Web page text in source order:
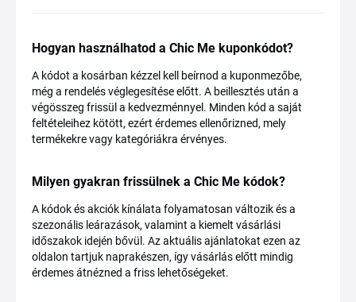
Hogyan használhatod a Chic Me kuponkódot?
A kódot a kosárban kézzel kell beírnod a kuponmezőbe,
még a rendelés véglegesítése előtt. A beillesztés után a
végösszeg frissül a kedvezménnyel. Minden kód a saját
feltételeihez kötött, ezért érdemes ellenőrizned, mely
termékekre vagy kategóriákra érvényes.
Milyen gyakran frissülnek a Chic Me kódok?
A kódok és akciók kínálata folyamatosan változik és a
szezonális leárazások, valamint a kiemelt vásárlási
időszakok idején bővül. Az aktuális ajánlatokat ezen az
oldalon tartjuk naprakészen, így vásárlás előtt mindig
érdemes átnézned a friss lehetőségeket.